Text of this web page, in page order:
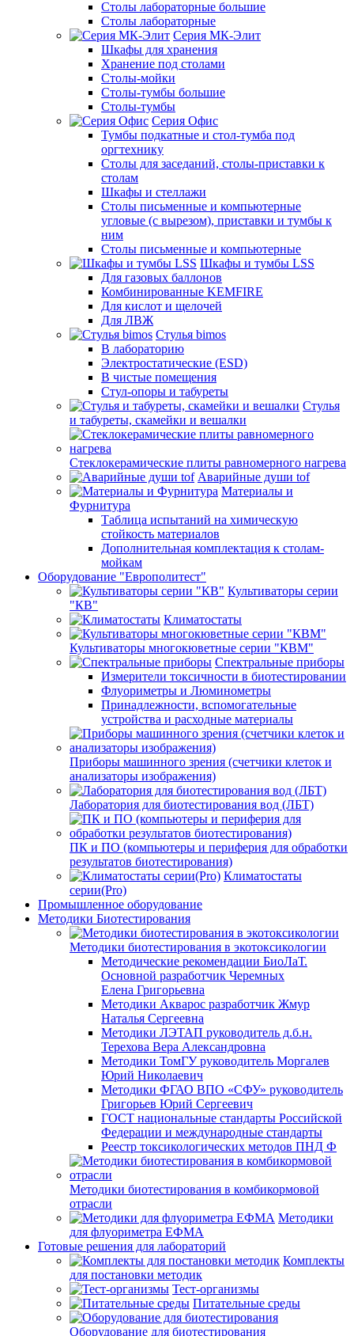
Столы лабораторные большие
Столы лабораторные
Серия МК-Элит
Шкафы для хранения
Хранение под столами
Столы-мойки
Столы-тумбы большие
Столы-тумбы
Серия Офис
Тумбы подкатные и стол-тумба под
оргтехнику
Столы для заседаний, столы-приставки к
столам
Шкафы и стеллажи
Столы письменные и компьютерные
угловые (с вырезом), приставки и тумбы к
ним
Столы письменные и компьютерные
Шкафы и тумбы LSS
Для газовых баллонов
Комбинированные KEMFIRE
Для кислот и щелочей
Для ЛВЖ
Стулья bimos
В лабораторию
Электростатические (ESD)
В чистые помещения
Стул-опоры и табуреты
Стулья
и табуреты, скамейки и вешалки
Стеклокерамические плиты равномерного нагрева
Аварийные души tof
Материалы и
Фурнитура
Таблица испытаний на химическую
стойкость материалов
Дополнительная комплектация к столам-
мойкам
Оборудование "Европолитест"
Культиваторы серии
"КВ"
Климатостаты
Культиваторы многокюветные серии "КВМ"
Спектральные приборы
Измерители токсичности в биотестировании
Флуориметры и Люминометры
Принадлежности, вспомогательные
устройства и расходные материалы
Приборы машинного зрения (счетчики клеток и
анализаторы изображения)
Лаборатория для биотестирования вод (ЛБТ)
ПК и ПО (компьютеры и периферия для обработки
результатов биотестирования)
Климатостаты
серии(Pro)
Промышленное оборудование
Методики Биотестирования
Методики биотестирования в экотоксикологии
Методические рекомендации БиоЛаТ.
Основной разработчик Черемных
Елена Григорьевна
Методики Акварос разработчик Жмур
Наталья Сергеевна
Методики ЛЭТАП руководитель д.б.н.
Терехова Вера Александровна
Методики ТомГУ руководитель Моргалев
Юрий Николаевич
Методики ФГАО ВПО «СФУ» руководитель
Григорьев Юрий Сергеевич
ГОСТ национальные стандарты Российской
Федерации и международные стандарты
Реестр токсикологических методов ПНД Ф
Методики биотестирования в комбикормовой
отрасли
Методики
для флуориметра ЕФМА
Готовые решения для лабораторий
Комплекты
для постановки методик
Тест-организмы
Питательные среды
Оборудование для биотестирования